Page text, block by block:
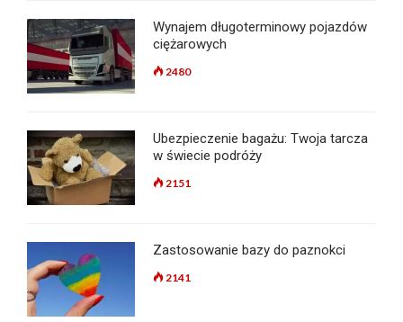
Wynajem długoterminowy pojazdów
ciężarowych
2480
Ubezpieczenie bagażu: Twoja tarcza
w świecie podróży
2151
Zastosowanie bazy do paznokci
2141